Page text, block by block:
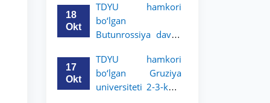
bosqich talabalari
uchun akademik
mobillik dasturini
18
Okt
TDYU hamkori
bo‘lgan
Butunrossiya davlat
3-kurs talabalari
uchun akademik
mobillik dasturini
17
Okt
TDYU hamkori
bo‘lgan Gruziya
universiteti 2-3-kurs